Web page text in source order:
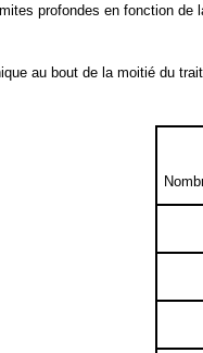
profondes en fonction de
au bout de la moitié du